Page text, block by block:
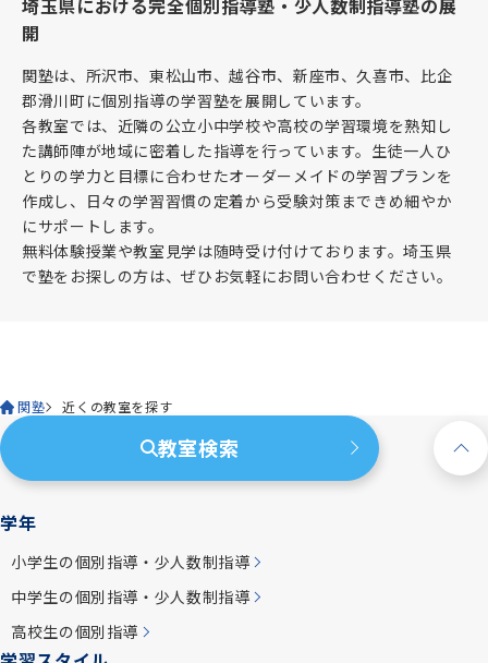
開
関塾は、所沢市、東松山市、越谷市、新座市、久喜市、比企
郡滑川町に個別指導の学習塾を展開しています。
各教室では、近隣の公立小中学校や高校の学習環境を熟知し
た講師陣が地域に密着した指導を行っています。生徒一人ひ
とりの学力と目標に合わせたオーダーメイドの学習プランを
作成し、日々の学習習慣の定着から受験対策まできめ細やか
にサポートします。
無料体験授業や教室見学は随時受け付けております。埼玉県
で塾をお探しの方は、ぜひお気軽にお問い合わせください。
関塾 近くの教室を探す
教室検索
学年
小学生の個別指導・少人数制指導
中学生の個別指導・少人数制指導
高校生の個別指導